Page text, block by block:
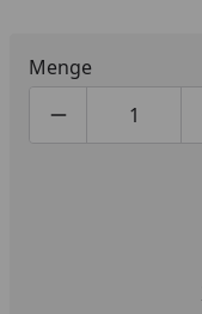
Menge
Produktmenge